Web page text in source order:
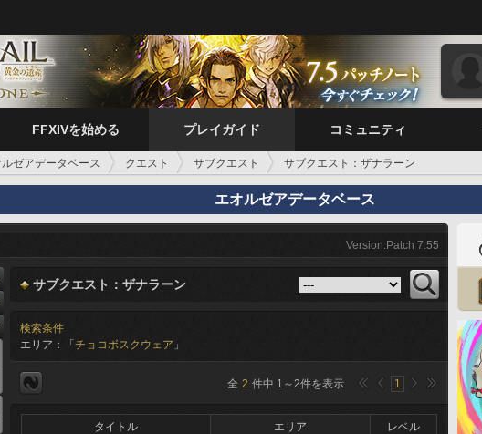
FFXIVを始める プレイガイド コミュニティ
ルゼアデータベース クエスト サブクエスト サブクエスト：ザナラーン
エオルゼアデータベース
Version:Patch 7.55
サブクエスト：ザナラーン
検索条件
エリア：「 チョコボスクウェア 」
全 2 件中 1 ～2件を表示 1
タイトル エリア
レベル